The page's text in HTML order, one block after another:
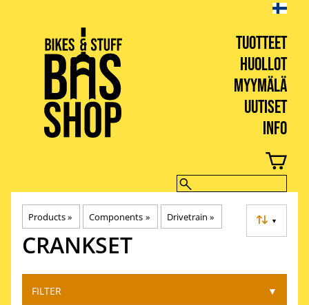
TUOTTEET
HUOLLOT
MYYMÄLÄ
UUTISET
INFO
BIKES & STUFF
Products‪» Components ‪» Drivetrain ‪» ▼
CRANKSET
FILTER ▼